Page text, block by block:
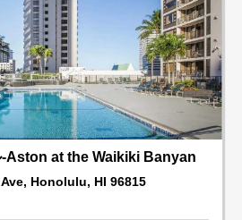
-Aston at the Waikiki Banyan
Ave, Honolulu, HI 96815